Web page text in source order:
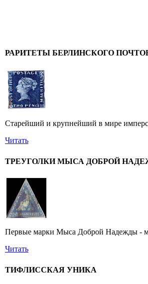
РАРИТЕТЫ БЕРЛИНСКОГО
Старейший и крупнейший в мире
Читать
ТРЕУГОЛКИ МЫСА ДОБРОЙ
Первые марки Мыса Доброй Надежды -
Читать
ТИФЛИССКАЯ УНИКА